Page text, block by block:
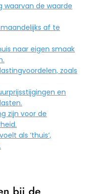
waarvan de waarde
af te
naar eigen smaak
zoals
en
zijn voor de
als ’thuis’,
bij de